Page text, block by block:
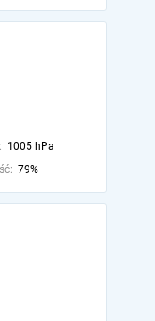
1005 hPa
79%